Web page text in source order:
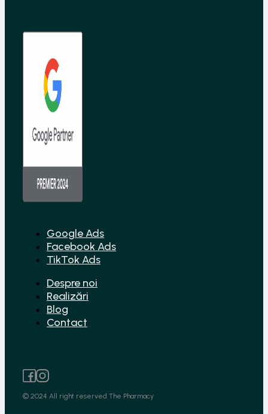
Google Ads
Facebook Ads
TikTok Ads
Despre noi
Realizări
Blog
Contact
© 2024 All right reserved The Pharmacy